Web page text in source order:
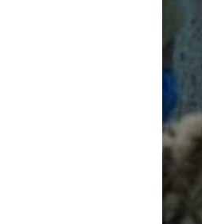
Piccinini